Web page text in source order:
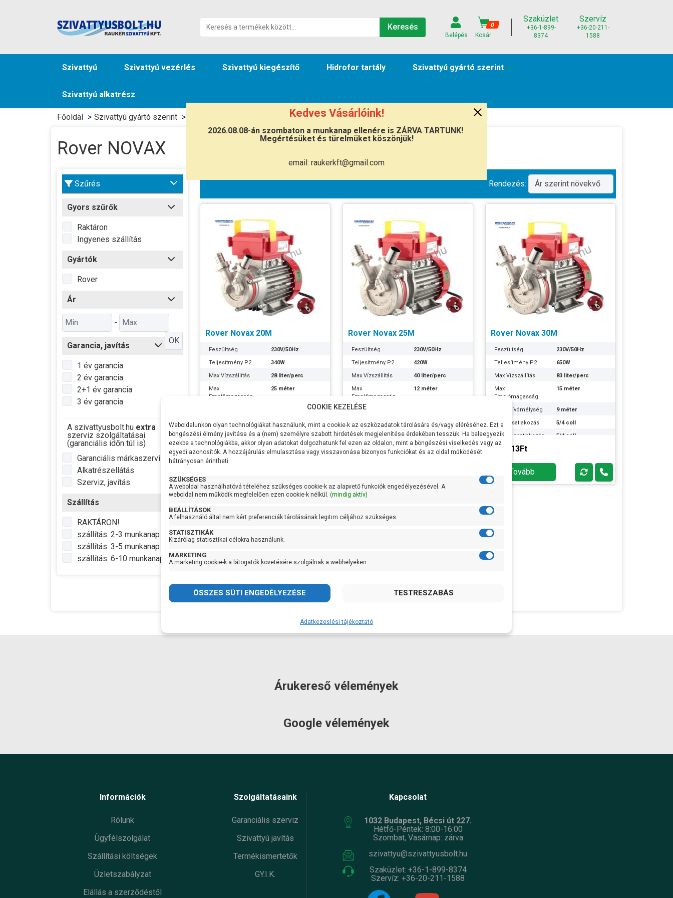
Kedves Vásárlóink!
2026.08.08-án szombaton a munkanap ellenére is ZÁRVA TARTUNK!
Megértésüket és türelmüket köszönjük!
email: raukerkft@gmail.com
Keresés
Belépés
0
Kosár
Szaküzlet
+36-1-899-
8374
Szervíz
+36-20-211-
1588
Szivattyú Szivattyú vezérlés Szivattyú kiegészítő Hidrofor tartály Szivattyú gyártó szerint
Szivattyú alkatrész
Főoldal Szivattyú gyártó szerint Rover NOVAX
Rover NOVAX
Szűrés
Gyors szűrők
Raktáron
Ingyenes szállítás
Gyártók
Rover
Ár
-
OK
Garancia, javítás
1 év garancia
2 év garancia
2+1 év garancia
3 év garancia
A szivattyusbolt.hu extra
szerviz szolgáltatásai
(garanciális időn túl is)
Garanciális márkaszerviz
Alkatrészellátás
Szerviz, javítás
Szállítás
RAKTÁRON!
szállítás: 2-3 munkanap
szállítás: 3-5 munkanap
szállítás: 6-10 munkanap
Rendezés:
Rover Novax 20M
Feszültség
230V/50Hz
Teljesítmény P2
340W
Max Vízszállítás
28 liter/perc
Max
Emelőmagasság
25 méter
Szívócsatlakozás
3/4 coll
Nyomócsatlakozás
3/4 coll
Lapátkerék anyaga
Rozsdamentes
Tengely anyaga
Rozsdamentes
acél
IP védettség
vízhőmérséklet
Termék súlya:
5 kg
Készlet
információ:
szállítás: 2-3
munkanap
64.477Ft
Rover Novax 25M
Feszültség
230V/50Hz
Teljesítmény P2
420W
Max Vízszállítás
40 liter/perc
Max
Emelőmagasság
12 méter
Max szívómélység
Szívócsatlakozás
1 coll
Nyomócsatlakozás
1 coll
Lapátkerék anyaga
Rozsdamentes
Tengely anyaga
Rozsdamentes
Termék súlya:
munkanap
83.889Ft
Rover Novax 30M
Feszültség
230V/50Hz
Teljesítmény P2
650W
Max Vízszállítás
83 liter/perc
Max
Emelőmagasság
15 méter
Max szívómélység
9 méter
Szívócsatlakozás
5/4 coll
Nyomócsatlakozás
5/4 coll
Lapátkerék anyaga
Szivattyúház
anyaga
Rozsdamentes
IP védettség
vízhőmérséklet
Termék súlya:
133.113Ft
Tovább
Árukereső vélemények
Google vélemények
Információk
Rólunk
Ügyfélszolgálat
Szállítási költségek
Üzletszabályzat
Elállás a szerződéstől
Szolgáltatásaink
Garanciális szerviz
Szivattyú javítás
Termékismertetők
GY.I.K.
Kapcsolat
1032 Budapest, Bécsi út 227.
Hétfő-Péntek: 8:00-16:00
Szombat, Vasárnap: zárva
szivattyu@szivattyusbolt.hu
Szaküzlet: +36-1-899-8374
Szervíz: +36-20-211-1588
COOKIE KEZELÉSE
Weboldalunkon olyan technológiákat használunk, mint a cookie-k az eszközadatok tárolására és/vagy eléréséhez. Ezt a
böngészési élmény javítása és a (nem) személyre szabott hirdetések megjelenítése érdekében tesszük. Ha beleegyezik
ezekbe a technológiákba, akkor olyan adatokat dolgozhatunk fel ezen az oldalon, mint a böngészési viselkedés vagy az
egyedi azonosítók. A hozzájárulás elmulasztása vagy visszavonása bizonyos funkciókat és az oldal működését
hátrányosan érintheti.
SZÜKSÉGES
A weboldal használhatóvá tételéhez szükséges cookie-k az alapvető funkciók engedélyezésével. A
weboldal nem működik megfelelően ezen cookie-k nélkül. (mindig aktív)
BEÁLLÍTÁSOK
A felhasználó által nem kért preferenciák tárolásának legitim céljához szükséges.
STATISZTIKÁK
Kizárólag statisztikai célokra használunk.
MARKETING
A marketing cookie-k a látogatók követésére szolgálnak a webhelyeken.
Adatkezeslési tájékoztató